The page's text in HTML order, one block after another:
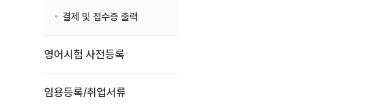
결제 및 접수증 출력
영어시험 사전등록
임용등록/취업서류